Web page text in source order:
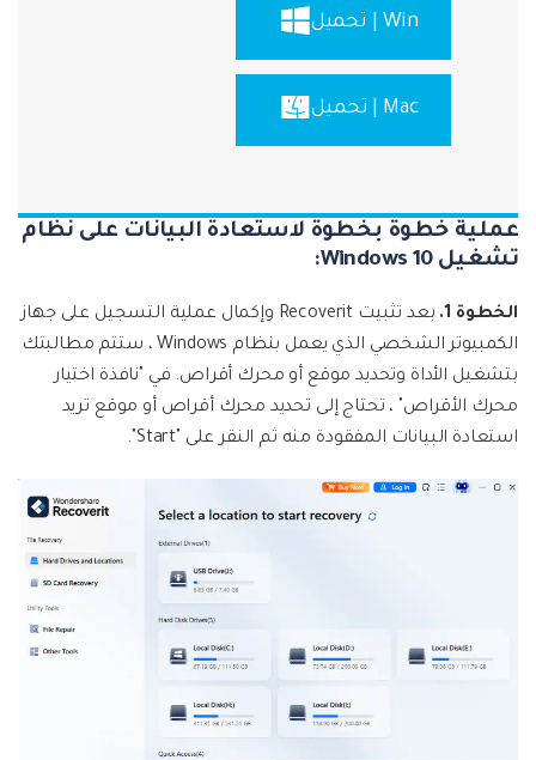
Win | تحميل
Mac | تحميل
عملية خطوة بخطوة لاستعادة البيانات على نظام
تشغيل Windows 10:
الخطوة 1.
بعد تثبيت Recoverit وإكمال عملية التسجيل على جهاز
الكمبيوتر الشخصي الذي يعمل بنظام Windows ، ستتم مطالبتك
بتشغيل الأداة وتحديد موقع أو محرك أقراص. في "نافذة اختيار
محرك الأقراص" ، تحتاج إلى تحديد محرك أقراص أو موقع تريد
استعادة البيانات المفقودة منه ثم النقر على "Start".